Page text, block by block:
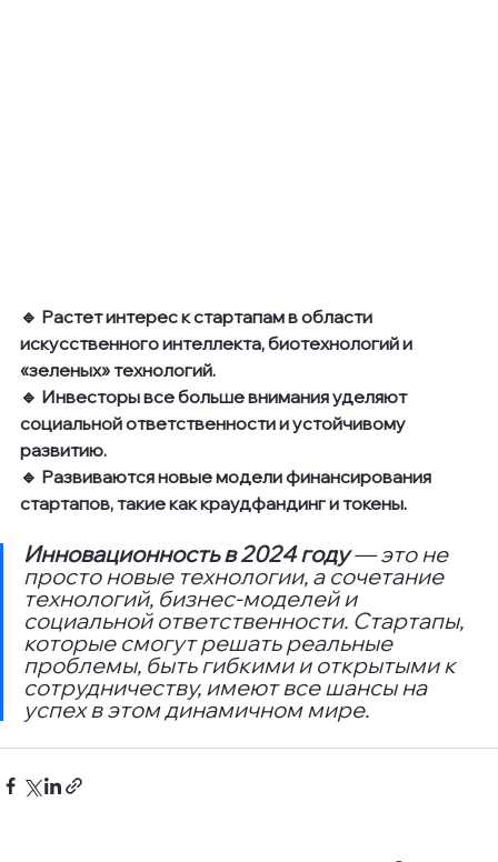
🔹 Растет интерес к стартапам в области
искусственного интеллекта, биотехнологий и
«зеленых» технологий.
🔹 Инвесторы все больше внимания уделяют
социальной ответственности и устойчивому
развитию.
🔹 Развиваются новые модели финансирования
стартапов, такие как краудфандинг и токены.
Инновационность в 2024 году — это не
просто новые технологии, а сочетание
технологий, бизнес-моделей и
социальной ответственности. Стартапы,
которые смогут решать реальные
проблемы, быть гибкими и открытыми к
сотрудничеству, имеют все шансы на
успех в этом динамичном мире.